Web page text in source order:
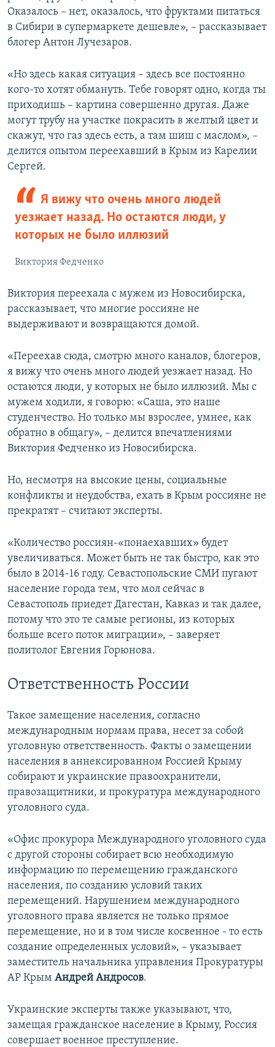
Оказалось – нет, оказалось, что фруктами питаться
в Сибири в супермаркете дешевле», – рассказывает
блогер Антон Лучезаров.
«Но здесь какая ситуация – здесь все постоянно
кого-то хотят обмануть. Тебе говорят одно, когда ты
приходишь – картина совершенно другая. Даже
могут трубу на участке покрасить в желтый цвет и
скажут, что газ здесь есть, а там шиш с маслом», –
делится опытом переехавший в Крым из Карелии
Сергей.
Я вижу что очень много людей
уезжает назад. Но остаются люди, у
которых не было иллюзий
Виктория Федченко
Виктория переехала с мужем из Новосибирска,
рассказывает, что многие россияне не
выдерживают и возвращаются домой.
«Переехав сюда, смотрю много каналов, блогеров,
я вижу что очень много людей уезжает назад. Но
остаются люди, у которых не было иллюзий. Мы с
мужем ходили, я говорю: «Саша, это наше
студенчество. Но только мы взрослее, умнее, как
обратно в общагу», – делится впечатлениями
Виктория Федченко из Новосибирска.
Но, несмотря на высокие цены, социальные
конфликты и неудобства, ехать в Крым россияне не
прекратят – считают эксперты.
«Количество россиян-«понаехавших» будет
увеличиваться. Может быть не так быстро, как это
было в 2014-16 году. Севастопольские СМИ пугают
население города тем, что мол сейчас в
Севастополь приедет Дагестан, Кавказ и так далее,
потому что это те самые регионы, из которых
больше всего поток миграции», – заверяет
политолог Евгения Горюнова.
Ответственность России
Такое замещение населения, согласно
международным нормам права, несет за собой
уголовную ответственность. Факты о замещении
населения в аннексированном Россией Крыму
собирают и украинские правоохранители,
правозащитники, и прокуратура международного
уголовного суда.
«Офис прокурора Международного уголовного суда
с другой стороны собирает всю необходимую
информацию по перемещению гражданского
населения, по созданию условий таких
перемещений. Нарушением международного
уголовного права является не только прямое
перемещение, но и в том числе косвенное - то есть
создание определенных условий», – указывает
заместитель начальника управления Прокуратуры
АР Крым Андрей Андросов.
Украинские эксперты также указывают, что,
замещая гражданское население в Крыму, Россия
совершает военное преступление.